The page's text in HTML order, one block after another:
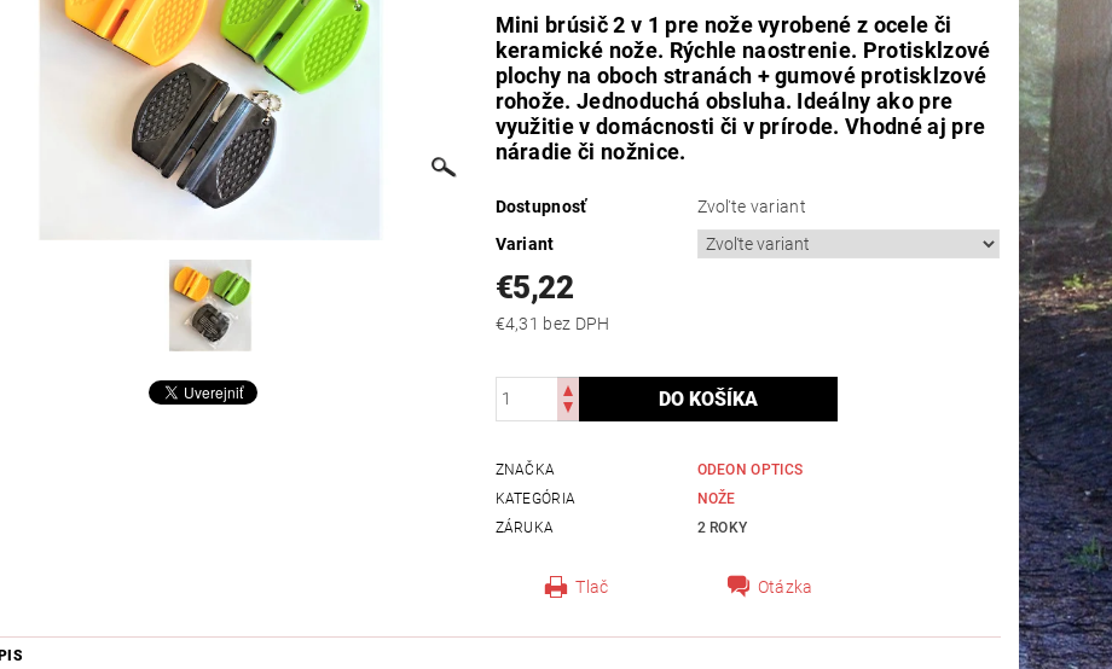
Mini brúsič 2 v 1 pre nože vyrobené z ocele či
keramické nože. Rýchle naostrenie. Protisklzové
plochy na oboch stranách + gumové protisklzové
rohože. Jednoduchá obsluha. Ideálny ako pre
využitie v domácnosti či v prírode. Vhodné aj pre
náradie či nožnice.
Dostupnosť
Zvoľte variant
Variant
€5,22
€4,31 bez DPH
ZNAČKA
ODEON OPTICS
KATEGÓRIA
NOŽE
ZÁRUKA
2 ROKY
Tlač Otázka